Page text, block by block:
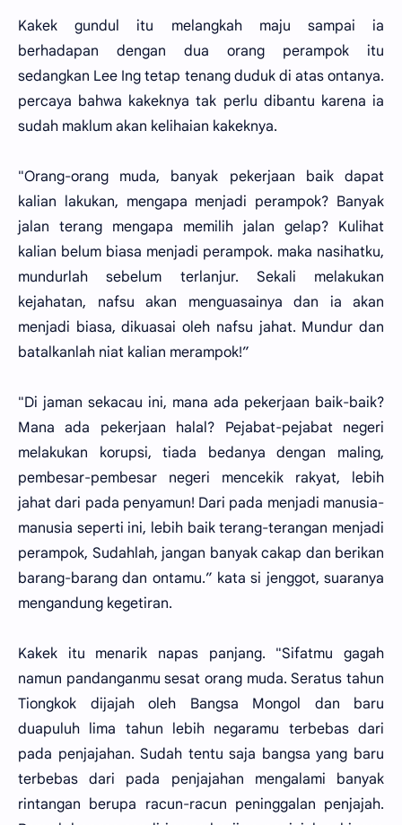
Kakek gundul itu melangkah maju sampai ia
berhadapan dengan dua orang perampok itu
sedangkan Lee Ing tetap tenang duduk di atas ontanya.
percaya bahwa kakeknya tak perlu dibantu karena ia
sudah maklum akan kelihaian kakeknya.
"Orang-orang muda, banyak pekerjaan baik dapat
kalian lakukan, mengapa menjadi perampok? Banyak
jalan terang mengapa memilih jalan gelap? Kulihat
kalian belum biasa menjadi perampok. maka nasihatku,
mundurlah sebelum terlanjur. Sekali melakukan
kejahatan, nafsu akan menguasainya dan ia akan
menjadi biasa, dikuasai oleh nafsu jahat. Mundur dan
batalkanlah niat kalian merampok!”
"Di jaman sekacau ini, mana ada pekerjaan baik-baik?
Mana ada pekerjaan halal? Pejabat-pejabat negeri
melakukan korupsi, tiada bedanya dengan maling,
pembesar-pembesar negeri mencekik rakyat, lebih
jahat dari pada penyamun! Dari pada menjadi manusia-
manusia seperti ini, lebih baik terang-terangan menjadi
perampok, Sudahlah, jangan banyak cakap dan berikan
barang-barang dan ontamu.” kata si jenggot, suaranya
mengandung kegetiran.
Kakek itu menarik napas panjang. "Sifatmu gagah
namun pandanganmu sesat orang muda. Seratus tahun
Tiongkok dijajah oleh Bangsa Mongol dan baru
duapuluh lima tahun lebih negaramu terbebas dari
pada penjajahan. Sudah tentu saja bangsa yang baru
terbebas dari pada penjajahan mengalami banyak
rintangan berupa racun-racun peninggalan penjajah.